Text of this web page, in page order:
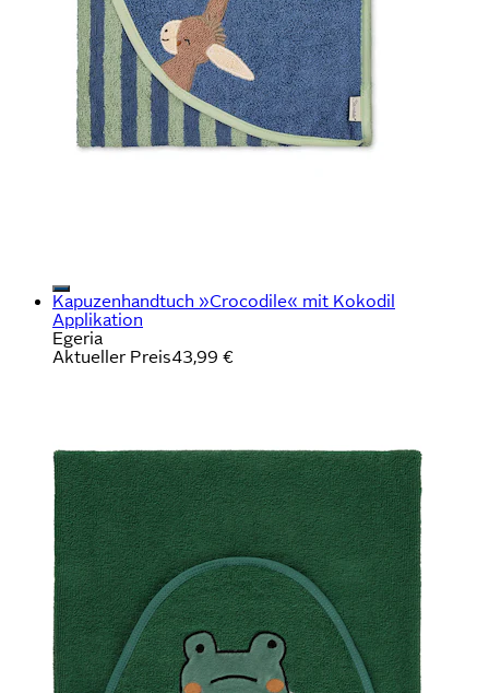
Kapuzenhandtuch »Crocodile« mit Kokodil
Applikation
Egeria
Aktueller Preis43,99 €